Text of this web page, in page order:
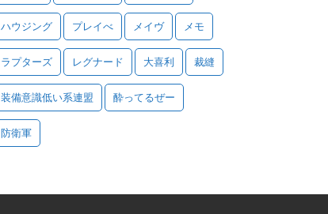
ハウジング プレイべ メイヴ メモ
ラプターズ レグナード 大喜利 裁縫
装備意識低い系連盟 酔ってるぜー
防衛軍